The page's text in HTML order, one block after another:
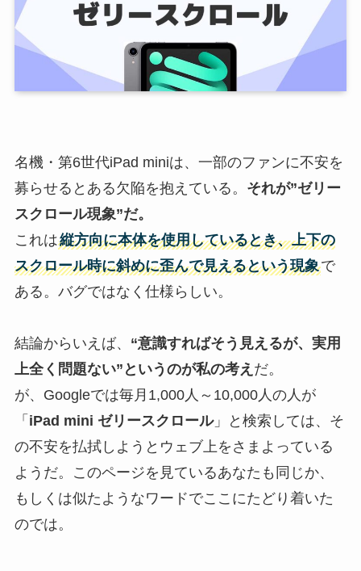
名機・第6世代iPad miniは、一部のファンに不安を
募らせるとある欠陥を抱えている。 それが”ゼリー
スクロール現象”だ。
これは縦方向に本体を使用しているとき、上下の
スクロール時に斜めに歪んで見えるという現象で
ある。バグではなく仕様らしい。
結論からいえば、 “意識すればそう見えるが、実用
上全く問題ない”というのが私の考え だ。
が、Googleでは毎月1,000人～10,000人の人が
「 iPad mini ゼリースクロール」と検索しては、そ
の不安を払拭しようとウェブ上をさまよっている
ようだ。このページを見ているあなたも同じか、
もしくは似たようなワードでここにたどり着いた
のでは。